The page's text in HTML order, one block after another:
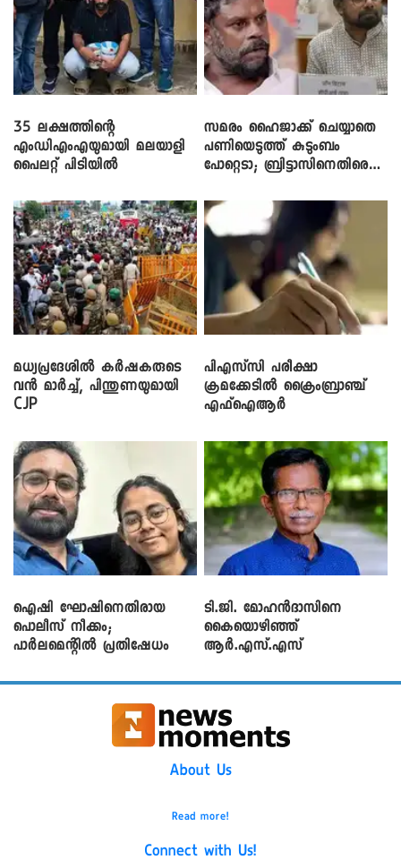
35 ലക്ഷത്തിന്റെ
എംഡിഎംഎയുമായി മലയാളി
പൈലറ്റ് പിടിയിൽ
സമരം ഹൈജാക്ക് ചെയ്യാതെ
പണിയെടുത്ത് കുടുംബം
പോറ്റെടാ; ബ്രിട്ടാസിനെതിരെ
മധ്യപ്രദേശിൽ കർഷകരുടെ
വൻ മാർച്ച്, പിന്തുണയുമായി
CJP
പിഎസ്‌സി പരീക്ഷാ
ക്രമക്കേ‌ടിൽ ക്രൈംബ്രാഞ്ച്
എഫ്ഐആർ
ഐഷി ഘോഷിനെതിരായ
പൊലീസ് നീക്കം;
പാര്‍ലമെന്റിൽ പ്രതിഷേധം
ടി.ജി. മോഹൻദാസിനെ
കൈയൊഴിഞ്ഞ്
ആർ.എസ്.എസ്
About Us
Read more!
Connect with Us!